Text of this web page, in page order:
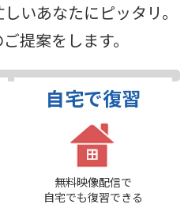
いあなたにピッタリ。
提案をします。
自宅で復習
無料映像配信で
自宅でも復習できる